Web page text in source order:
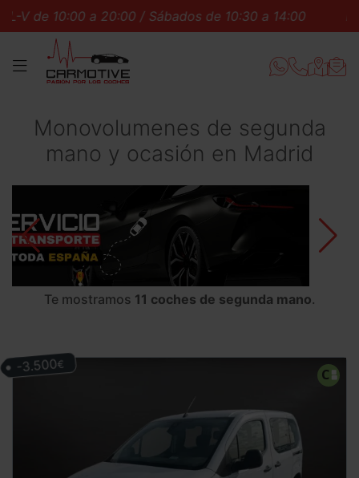
a 20:00 / Sábados de 10:30 a 14:00 L-V de 10:00
MENÚ
Monovolumenes de segunda
mano y ocasión en Madrid
Te mostramos 11 coches de segunda mano.
-3.500€